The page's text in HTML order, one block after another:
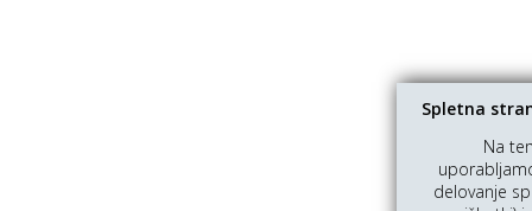
Spletna
Na
delovanje